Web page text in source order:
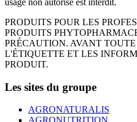
usage non autorisé est interdit.
PRODUITS POUR LES
PRODUITS
PRÉCAUTION. AVANT
L'ÉTIQUETTE ET LES
PRODUIT.
Les sites du groupe
AGRONATURALIS